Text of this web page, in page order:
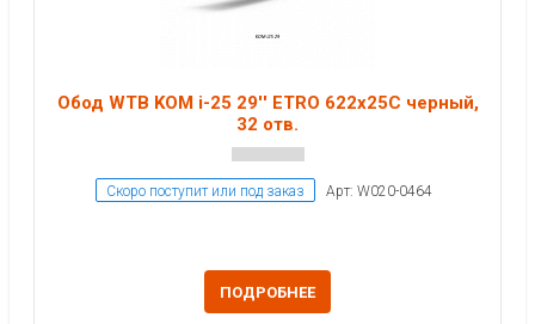
Обод WTB KOM i-25 29'' ETRO 622x25C черный,
32 отв.
Скоро поступит или под заказ Арт: W020-0464
ПОДРОБНЕЕ